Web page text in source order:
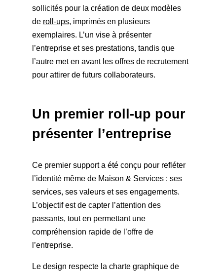
sollicités pour la création de deux modèles
de roll-ups, imprimés en plusieurs
exemplaires. L’un vise à présenter
l’entreprise et ses prestations, tandis que
l’autre met en avant les offres de recrutement
pour attirer de futurs collaborateurs.
Un premier roll-up pour
présenter l’entreprise
Ce premier support a été conçu pour refléter
l’identité même de Maison & Services : ses
services, ses valeurs et ses engagements.
L’objectif est de capter l’attention des
passants, tout en permettant une
compréhension rapide de l’offre de
l’entreprise.
Le design respecte la charte graphique de